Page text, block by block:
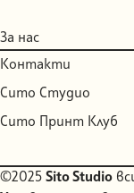
За нас
Контакти
Сито Студио
Сито Принт Клуб
©2025 Sito Studio